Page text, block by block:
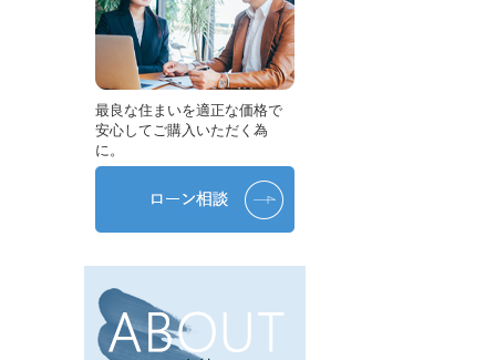
最良な住まいを適正な価格で
安心してご購入いただく為
に。